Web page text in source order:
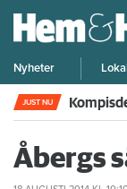
Nyheter
JUST NU
Åbergs